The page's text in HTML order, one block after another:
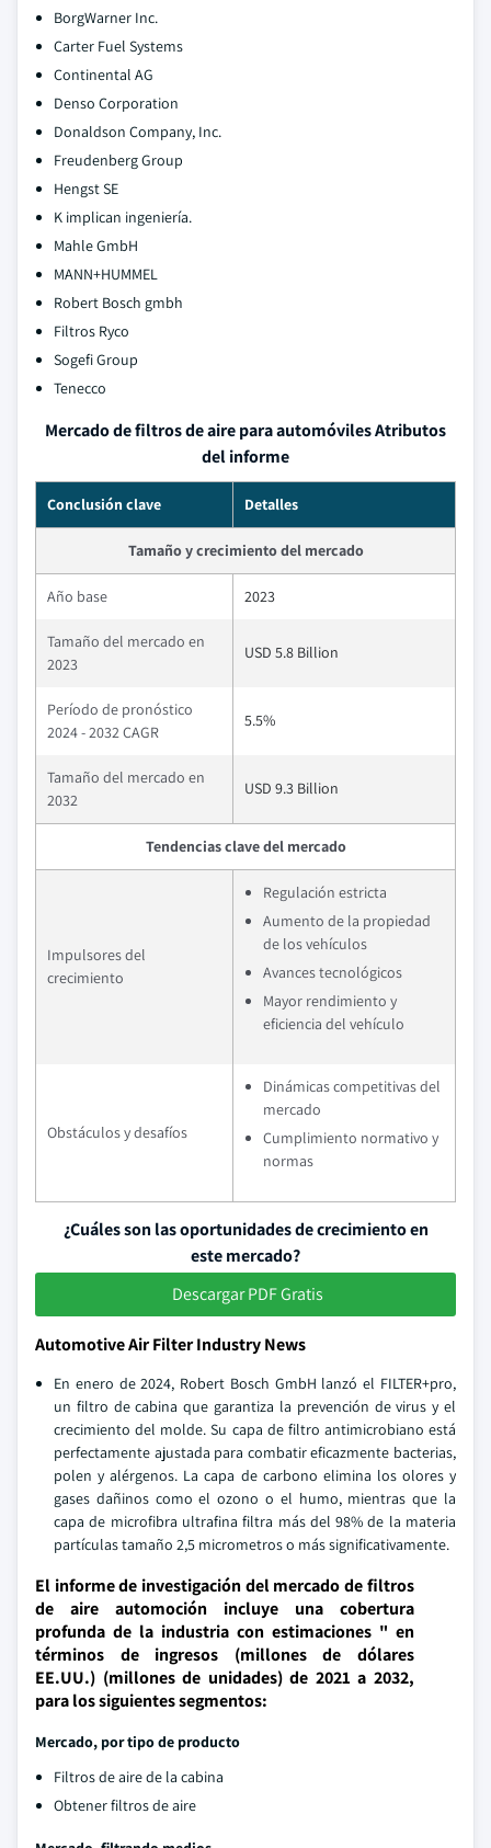
BorgWarner Inc.
Carter Fuel Systems
Continental AG
Denso Corporation
Donaldson Company, Inc.
Freudenberg Group
Hengst SE
K implican ingeniería.
Mahle GmbH
MANN+HUMMEL
Robert Bosch gmbh
Filtros Ryco
Sogefi Group
Tenecco
Mercado de filtros de aire para automóviles Atributos
del informe
Conclusión clave Detalles
Tamaño y crecimiento del mercado
Año base 2023
Tamaño del mercado en
2023
USD 5.8 Billion
Período de pronóstico
2024 - 2032 CAGR
5.5%
Tamaño del mercado en
2032
USD 9.3 Billion
Tendencias clave del mercado
Impulsores del
crecimiento
Regulación estricta
Aumento de la propiedad
de los vehículos
Avances tecnológicos
Mayor rendimiento y
eficiencia del vehículo
Obstáculos y desafíos
Dinámicas competitivas del
mercado
Cumplimiento normativo y
normas
¿Cuáles son las oportunidades de crecimiento en
este mercado?
Descargar PDF Gratis
Automotive Air Filter Industry News
En enero de 2024, Robert Bosch GmbH lanzó el FILTER+pro,
un filtro de cabina que garantiza la prevención de virus y el
crecimiento del molde. Su capa de filtro antimicrobiano está
perfectamente ajustada para combatir eficazmente bacterias,
polen y alérgenos. La capa de carbono elimina los olores y
gases dañinos como el ozono o el humo, mientras que la
capa de microfibra ultrafina filtra más del 98% de la materia
partículas tamaño 2,5 micrometros o más significativamente.
El informe de investigación del mercado de filtros
de aire automoción incluye una cobertura
profunda de la industria con estimaciones " en
términos de ingresos (millones de dólares
EE.UU.) (millones de unidades) de 2021 a 2032,
para los siguientes segmentos:
Mercado, por tipo de producto
Filtros de aire de la cabina
Obtener filtros de aire